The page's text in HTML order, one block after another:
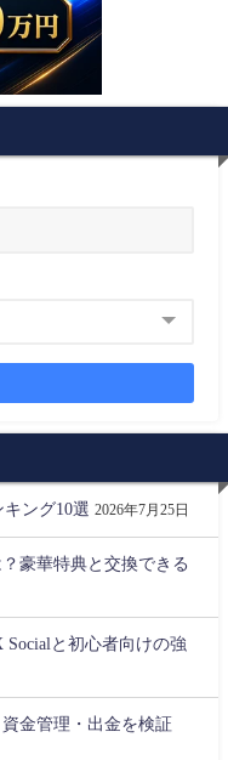
ング10選 2026年7月25日
豪華特典と交換できる
と初心者向けの強
金管理・出金を検証